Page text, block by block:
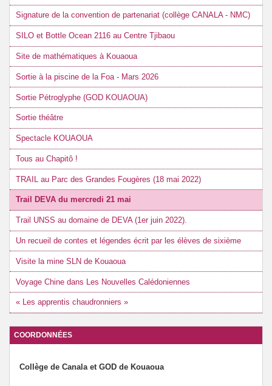
Signature de la convention de partenariat (collège CANALA - NMC)
SILO et Bottle Ocean 2116 au Centre Tjibaou
Site de mathématiques à Kouaoua
Sortie à la piscine de la Foa - Mars 2026
Sortie Pétroglyphe (GOD KOUAOUA)
Sortie théâtre
Spectacle KOUAOUA
Tous au Chapitô !
TRAIL au Parc des Grandes Fougères (18 mai 2022)
Trail DEVA du mercredi 21 mai
Trail UNSS au domaine de DEVA (1er juin 2022).
Un recueil de contes et légendes écrit par les élèves de sixième
Visite la mine SLN de Kouaoua
Voyage Chine dans Les Nouvelles Calédoniennes
« Les apprentis chaudronniers »
COORDONNÉES
Collège de Canala et GOD de Kouaoua